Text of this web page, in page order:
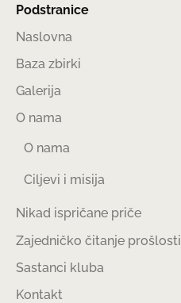
Podstranice
Naslovna
Baza zbirki
Galerija
O nama
O nama
Ciljevi i misija
Nikad ispričane priče
Zajedničko čitanje prošlosti
Sastanci kluba
Kontakt